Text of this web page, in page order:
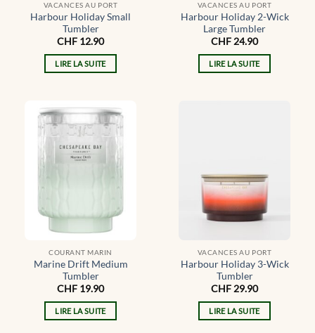
VACANCES AU PORT
Harbour Holiday Small
Tumbler
CHF 12.90
LIRE LA SUITE
VACANCES AU PORT
Harbour Holiday 2-Wick
Large Tumbler
CHF24.90
LIRE LA SUITE
COURANT MARIN
Marine Drift Medium
Tumbler
CHF 19.90
LIRE LA SUITE
VACANCES AU PORT
Harbour Holiday 3-Wick
Tumbler
CHF 29.90
LIRE LA SUITE